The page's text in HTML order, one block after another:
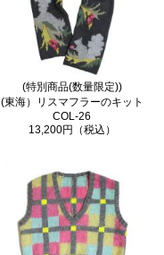
(特別商品(数量限定))
(東海）リスマフラーのキット
COL-26
13,200円（税込）